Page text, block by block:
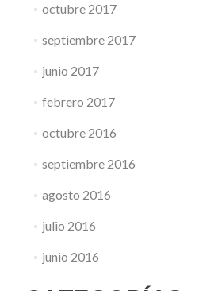
octubre 2017
septiembre 2017
junio 2017
febrero 2017
octubre 2016
septiembre 2016
agosto 2016
julio 2016
junio 2016